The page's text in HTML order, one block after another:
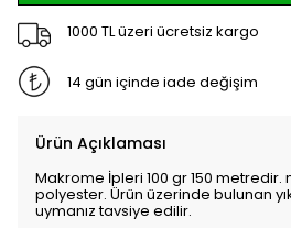
1000 TL üzeri ücretsiz kargo
14 gün içinde iade değişim
Ürün Açıklaması
Makrome İpleri 100 gr 150 metredir.
polyester. Ürün üzerinde bulunan
uymanız tavsiye edilir.